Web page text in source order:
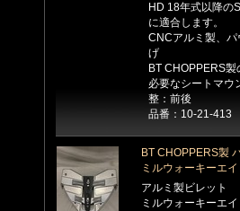
HD 18年式以降の
に適合します。
CNCアルミ製、
げ
BT CHOPPERS
必要なシートマウ
整：前後
品番：10-21-413
BT CHOPPERS製
ミルウォーキーエ
アルミ製ビレット
ミルウォーキーエ